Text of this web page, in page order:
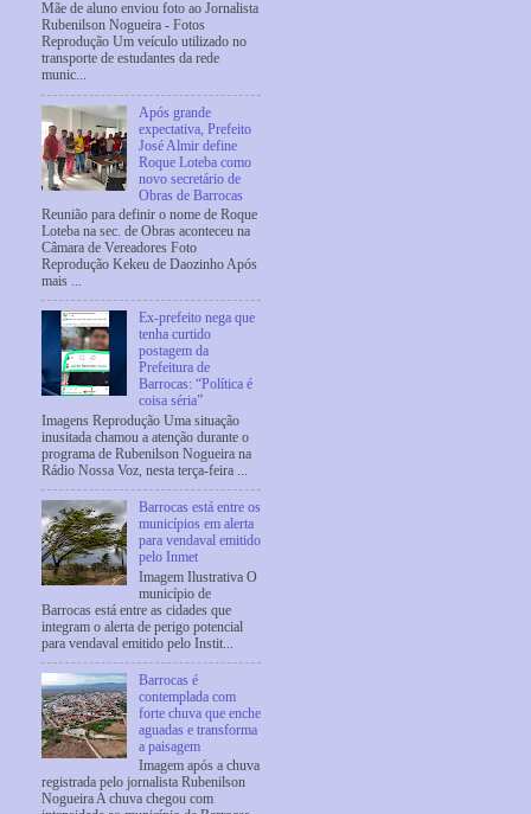
Mãe de aluno enviou foto ao Jornalista
Rubenilson Nogueira - Fotos
Reprodução Um veículo utilizado no
transporte de estudantes da rede
munic...
Após grande
expectativa, Prefeito
José Almir define
Roque Loteba como
novo secretário de
Obras de Barrocas
Reunião para definir o nome de Roque
Loteba na sec. de Obras aconteceu na
Câmara de Vereadores Foto
Reprodução Kekeu de Daozinho Após
mais ...
Ex-prefeito nega que
tenha curtido
postagem da
Prefeitura de
Barrocas: “Política é
coisa séria”
Imagens Reprodução Uma situação
inusitada chamou a atenção durante o
programa de Rubenilson Nogueira na
Rádio Nossa Voz, nesta terça-feira ...
Barrocas está entre os
municípios em alerta
para vendaval emitido
pelo Inmet
Imagem Ilustrativa O
município de
Barrocas está entre as cidades que
integram o alerta de perigo potencial
para vendaval emitido pelo Instit...
Barrocas é
contemplada com
forte chuva que enche
aguadas e transforma
a paisagem
Imagem após a chuva
registrada pelo jornalista Rubenilson
Nogueira A chuva chegou com